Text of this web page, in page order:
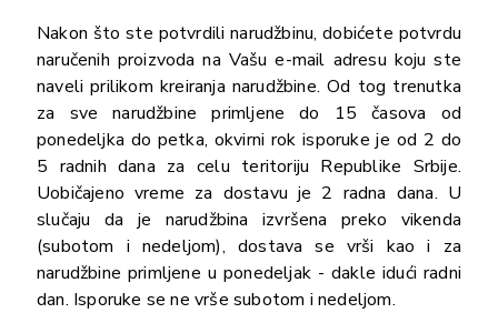
Nakon što ste potvrdili narudžbinu, dobićete potvrdu
naručenih proizvoda na Vašu e-mail adresu koju ste
naveli prilikom kreiranja narudžbine. Od tog trenutka
za sve narudžbine primljene do 15 časova od
ponedeljka do petka, okvirni rok isporuke je od 2 do
5 radnih dana za celu teritoriju Republike Srbije.
Uobičajeno vreme za dostavu je 2 radna dana. U
slučaju da je narudžbina izvršena preko vikenda
(subotom i nedeljom), dostava se vrši kao i za
narudžbine primljene u ponedeljak - dakle idući radni
dan. Isporuke se ne vrše subotom i nedeljom.